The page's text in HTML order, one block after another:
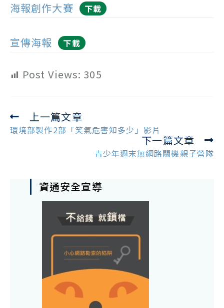
海報創作大賽
下載
宣傳海報 下載
Post Views: 305
Read
more
上一篇文章
環境部製作2部「笑氣危害知多少」影片
下一篇文章
青少年週末無網路關機親子營隊
資通安全宣導